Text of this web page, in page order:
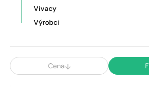
Vivacy
Výrobci
Cena